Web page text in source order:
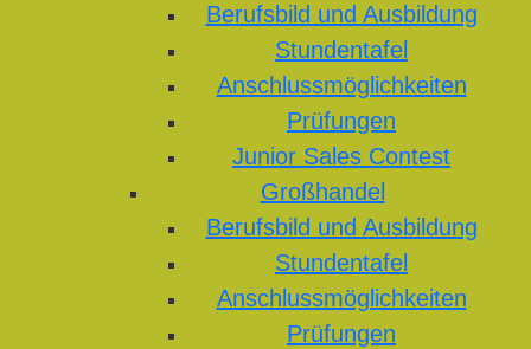
Berufsbild und Ausbildung
Stundentafel
Anschlussmöglichkeiten
Prüfungen
Junior Sales Contest
Großhandel
Berufsbild und Ausbildung
Stundentafel
Anschlussmöglichkeiten
Prüfungen